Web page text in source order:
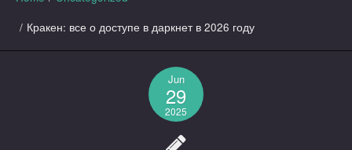
/ Кракен: все о доступе в даркнет в 2026 году
Jun
29
2025